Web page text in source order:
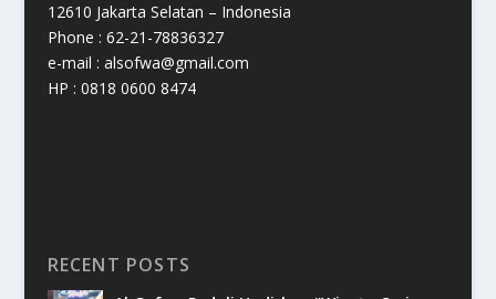
12610 Jakarta Selatan – Indonesia
Phone : 62-21-78836327
e-mail : alsofwa@gmail.com
HP : 0818 0600 8474
RECENT POSTS